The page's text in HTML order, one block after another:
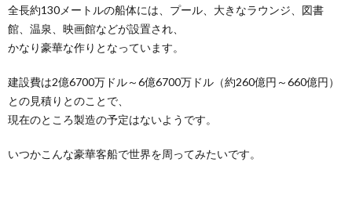
全長約130メートルの船体には、プール、大きなラウンジ、図書
館、温泉、映画館などが設置され、
かなり豪華な作りとなっています。
建設費は2億6700万ドル～6億6700万ドル（約260億円～660億円）
との見積りとのことで、
現在のところ製造の予定はないようです。
いつかこんな豪華客船で世界を周ってみたいです。